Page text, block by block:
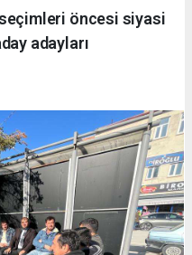
öncesi siyasi
adayları